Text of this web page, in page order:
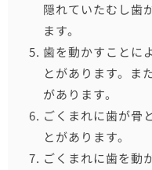
隠れていたむし歯
ます。
歯を動かすことに
とがあります。ま
があります。
ごくまれに歯が骨
とがあります。
ごくまれに歯を動